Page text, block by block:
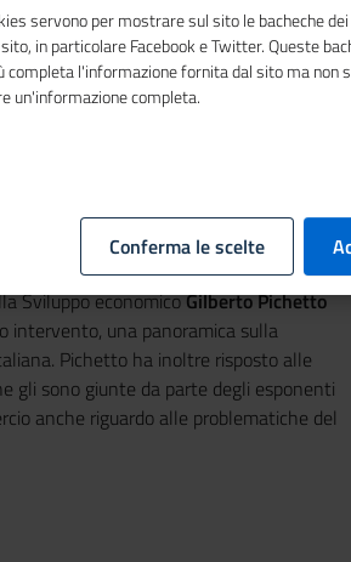
Unioncameremercoledì 15 marzo scorso
Sviluppo economicoGilberto Pichetto
intervento, una panoramica sulla
Pichetto ha inoltre risposto alle
gli sono giunte da parte degli esponenti
anche riguardo alle problematiche del
servono per mostrare sul sito le bacheche
in particolare Facebook e Twitter. Queste
completa l'informazione fornita dal sito ma non
un'informazione completa.
Conferma le scelte